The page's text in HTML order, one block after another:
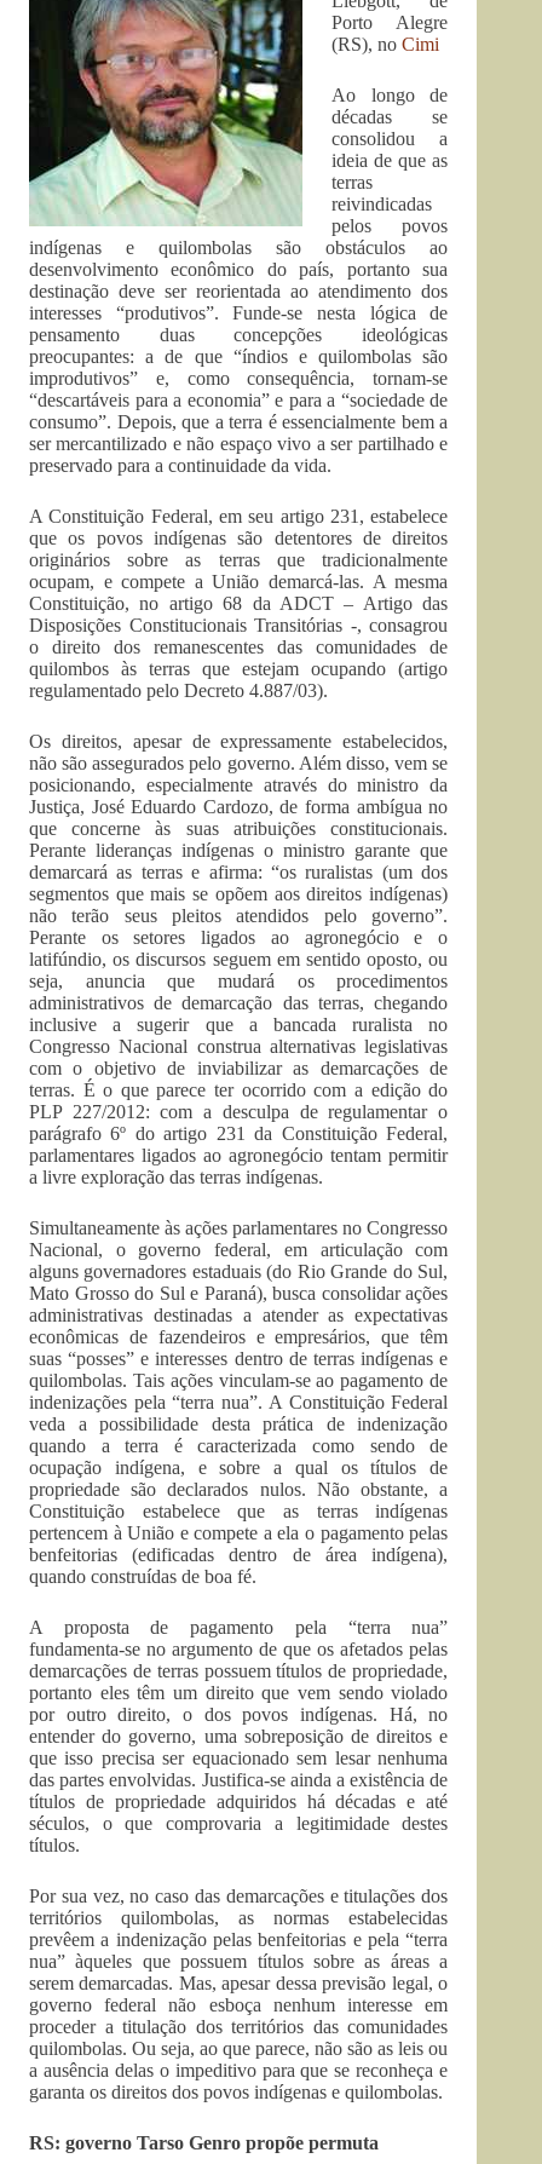
Porto Alegre
(RS), no Cimi
Ao longo de
décadas se
consolidou a
ideia de que as
terras
reivindicadas
pelos povos
indígenas e quilombolas são obstáculos ao
desenvolvimento econômico do país, portanto sua
destinação deve ser reorientada ao atendimento dos
interesses “produtivos”. Funde-se nesta lógica de
pensamento duas concepções ideológicas
preocupantes: a de que “índios e quilombolas são
improdutivos” e, como consequência, tornam-se
“descartáveis para a economia” e para a “sociedade de
consumo”. Depois, que a terra é essencialmente bem a
ser mercantilizado e não espaço vivo a ser partilhado e
preservado para a continuidade da vida.
A Constituição Federal, em seu artigo 231, estabelece
que os povos indígenas são detentores de direitos
originários sobre as terras que tradicionalmente
ocupam, e compete a União demarcá-las. A mesma
Constituição, no artigo 68 da ADCT – Artigo das
Disposições Constitucionais Transitórias -, consagrou
o direito dos remanescentes das comunidades de
quilombos às terras que estejam ocupando (artigo
regulamentado pelo Decreto 4.887/03).
Os direitos, apesar de expressamente estabelecidos,
não são assegurados pelo governo. Além disso, vem se
posicionando, especialmente através do ministro da
Justiça, José Eduardo Cardozo, de forma ambígua no
que concerne às suas atribuições constitucionais.
Perante lideranças indígenas o ministro garante que
demarcará as terras e afirma: “os ruralistas (um dos
segmentos que mais se opõem aos direitos indígenas)
não terão seus pleitos atendidos pelo governo”.
Perante os setores ligados ao agronegócio e o
latifúndio, os discursos seguem em sentido oposto, ou
seja, anuncia que mudará os procedimentos
administrativos de demarcação das terras, chegando
inclusive a sugerir que a bancada ruralista no
Congresso Nacional construa alternativas legislativas
com o objetivo de inviabilizar as demarcações de
terras. É o que parece ter ocorrido com a edição do
PLP 227/2012: com a desculpa de regulamentar o
parágrafo 6º do artigo 231 da Constituição Federal,
parlamentares ligados ao agronegócio tentam permitir
a livre exploração das terras indígenas.
Simultaneamente às ações parlamentares no Congresso
Nacional, o governo federal, em articulação com
alguns governadores estaduais (do Rio Grande do Sul,
Mato Grosso do Sul e Paraná), busca consolidar ações
administrativas destinadas a atender as expectativas
econômicas de fazendeiros e empresários, que têm
suas “posses” e interesses dentro de terras indígenas e
quilombolas. Tais ações vinculam-se ao pagamento de
indenizações pela “terra nua”. A Constituição Federal
veda a possibilidade desta prática de indenização
quando a terra é caracterizada como sendo de
ocupação indígena, e sobre a qual os títulos de
propriedade são declarados nulos. Não obstante, a
Constituição estabelece que as terras indígenas
pertencem à União e compete a ela o pagamento pelas
benfeitorias (edificadas dentro de área indígena),
quando construídas de boa fé.
A proposta de pagamento pela “terra nua”
fundamenta-se no argumento de que os afetados pelas
demarcações de terras possuem títulos de propriedade,
portanto eles têm um direito que vem sendo violado
por outro direito, o dos povos indígenas. Há, no
entender do governo, uma sobreposição de direitos e
que isso precisa ser equacionado sem lesar nenhuma
das partes envolvidas. Justifica-se ainda a existência de
títulos de propriedade adquiridos há décadas e até
séculos, o que comprovaria a legitimidade destes
títulos.
Por sua vez, no caso das demarcações e titulações dos
territórios quilombolas, as normas estabelecidas
prevêem a indenização pelas benfeitorias e pela “terra
nua” àqueles que possuem títulos sobre as áreas a
serem demarcadas. Mas, apesar dessa previsão legal, o
governo federal não esboça nenhum interesse em
proceder a titulação dos territórios das comunidades
quilombolas. Ou seja, ao que parece, não são as leis ou
a ausência delas o impeditivo para que se reconheça e
garanta os direitos dos povos indígenas e quilombolas.
RS: governo Tarso Genro propõe permuta